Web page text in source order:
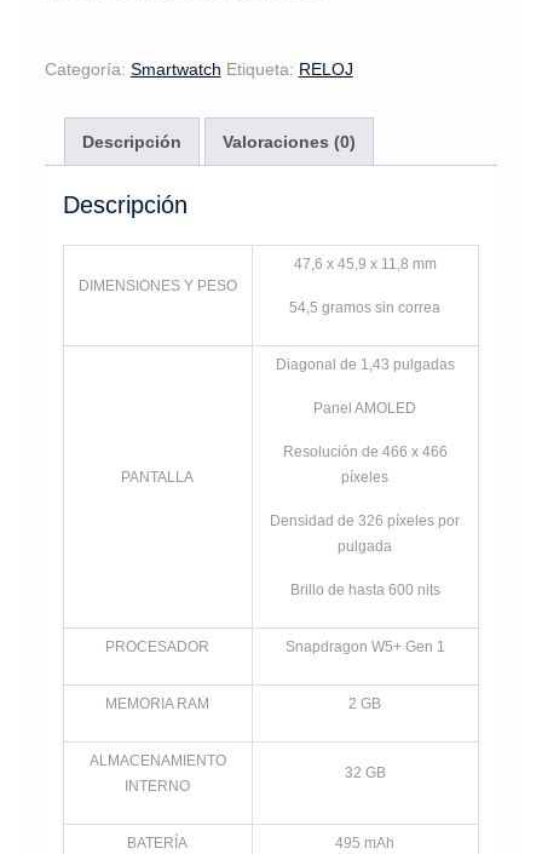
Categoría: Smartwatch Etiqueta: RELOJ
Descripción Valoraciones (0)
Descripción
DIMENSIONES Y PESO
47,6 x 45,9 x 11,8 mm
54,5 gramos sin correa
PANTALLA
Diagonal de 1,43 pulgadas
Panel AMOLED
Resolución de 466 x 466
píxeles
Densidad de 326 píxeles por
pulgada
Brillo de hasta 600 nits
PROCESADOR Snapdragon W5+ Gen 1
MEMORIA RAM 2 GB
ALMACENAMIENTO
INTERNO
32 GB
BATERÍA 495 mAh